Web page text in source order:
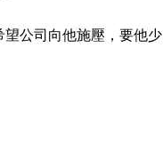
望公司向他施壓，要他少